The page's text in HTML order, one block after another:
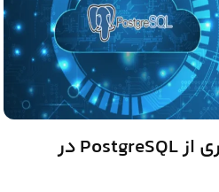
آموزش بکاپ گیری از PostgreSQL در